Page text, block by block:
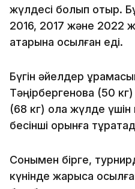
жүлдесі болып отыр.
2016, 2017 және 2022
қатарына қосылған еді.
Бүгін әйелдер
Тәңірбергенова (50
(68 кг) қола жүлде
бесінші орынға
Сонымен бірге,
күнінде жарысқа